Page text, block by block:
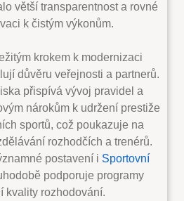
větší transparentnost a rovné
k čistým výkonům.
krokem k modernizaci
důvěru veřejnosti a partnerů.
přispívá vývoj pravidel a
nárokům k udržení prestiže
sportů, což poukazuje na
rozhodčích a trenérů.
postavení i Sportovní
podporuje programy
kvality rozhodování.